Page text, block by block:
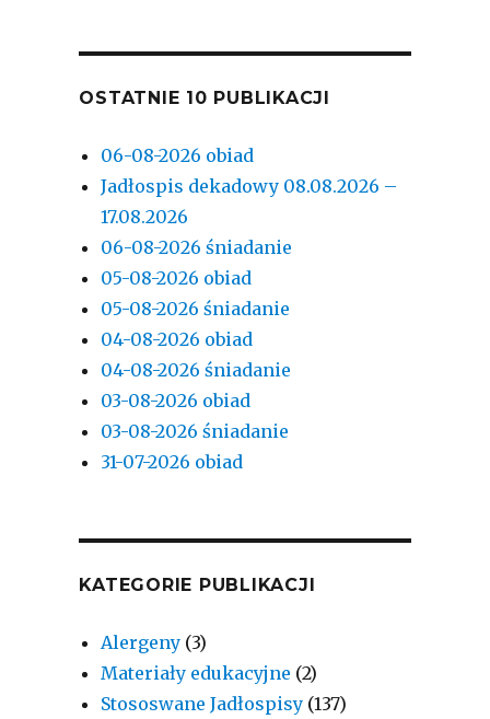
OSTATNIE 10 PUBLIKACJI
06-08-2026 obiad
Jadłospis dekadowy 08.08.2026 –
17.08.2026
06-08-2026 śniadanie
05-08-2026 obiad
05-08-2026 śniadanie
04-08-2026 obiad
04-08-2026 śniadanie
03-08-2026 obiad
03-08-2026 śniadanie
31-07-2026 obiad
KATEGORIE PUBLIKACJI
Alergeny (3)
Materiały edukacyjne (2)
Stososwane Jadłospisy (137)